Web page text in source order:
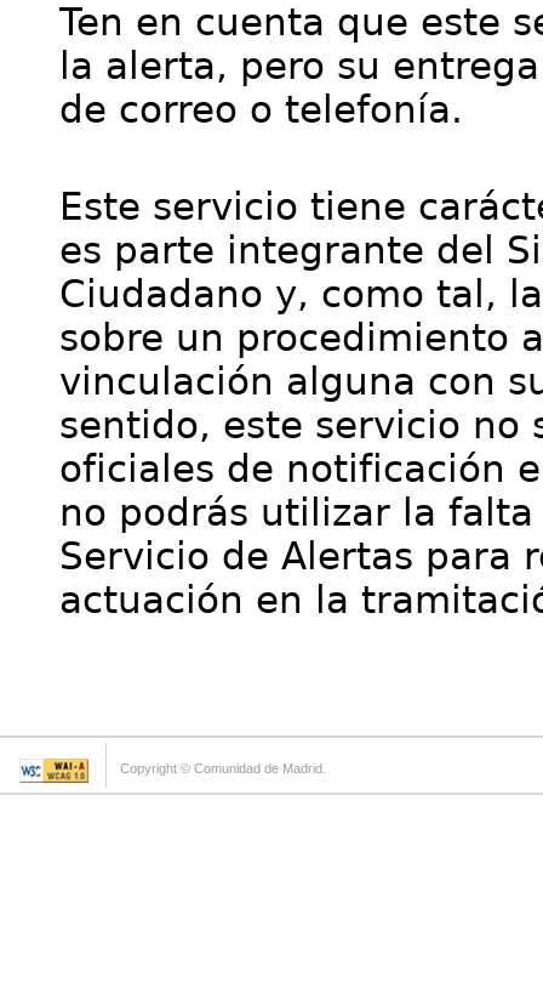
Ten en cuenta que este
la alerta, pero su
de correo o telefonía.
Este servicio tiene
es parte integrante del
Ciudadano y, como tal,
sobre un procedimiento
vinculación alguna con
sentido, este servicio no
oficiales de notificación
no podrás utilizar la
Servicio de Alertas para
actuación en la
Copyright © Comunidad de Madrid.